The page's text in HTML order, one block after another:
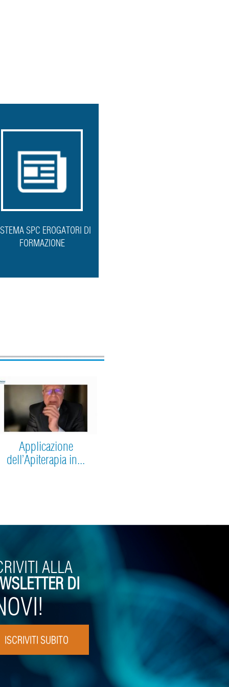
SPC EROGATORI DI
FORMAZIONE
Applicazione
dell’Apiterapia in...
ISCRIVITI SUBITO
ALLA
DI